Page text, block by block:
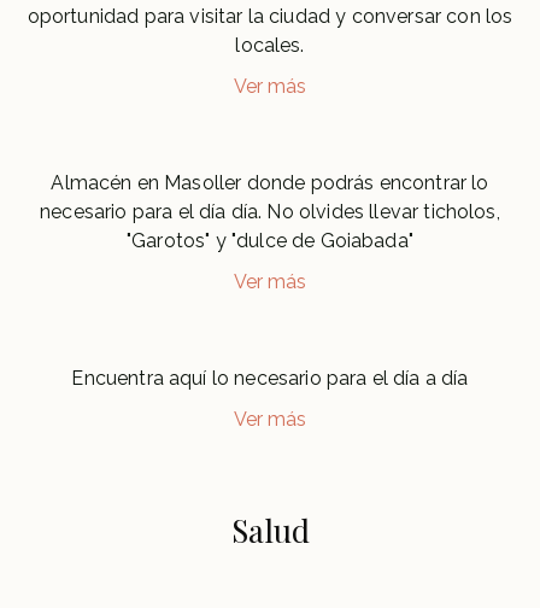
oportunidad para visitar la ciudad y conversar con los
locales.
Ver más
Almacén en Masoller donde podrás encontrar lo
necesario para el día día. No olvides llevar ticholos,
"Garotos" y "dulce de Goiabada"
Ver más
Encuentra aquí lo necesario para el día a día
Ver más
Salud